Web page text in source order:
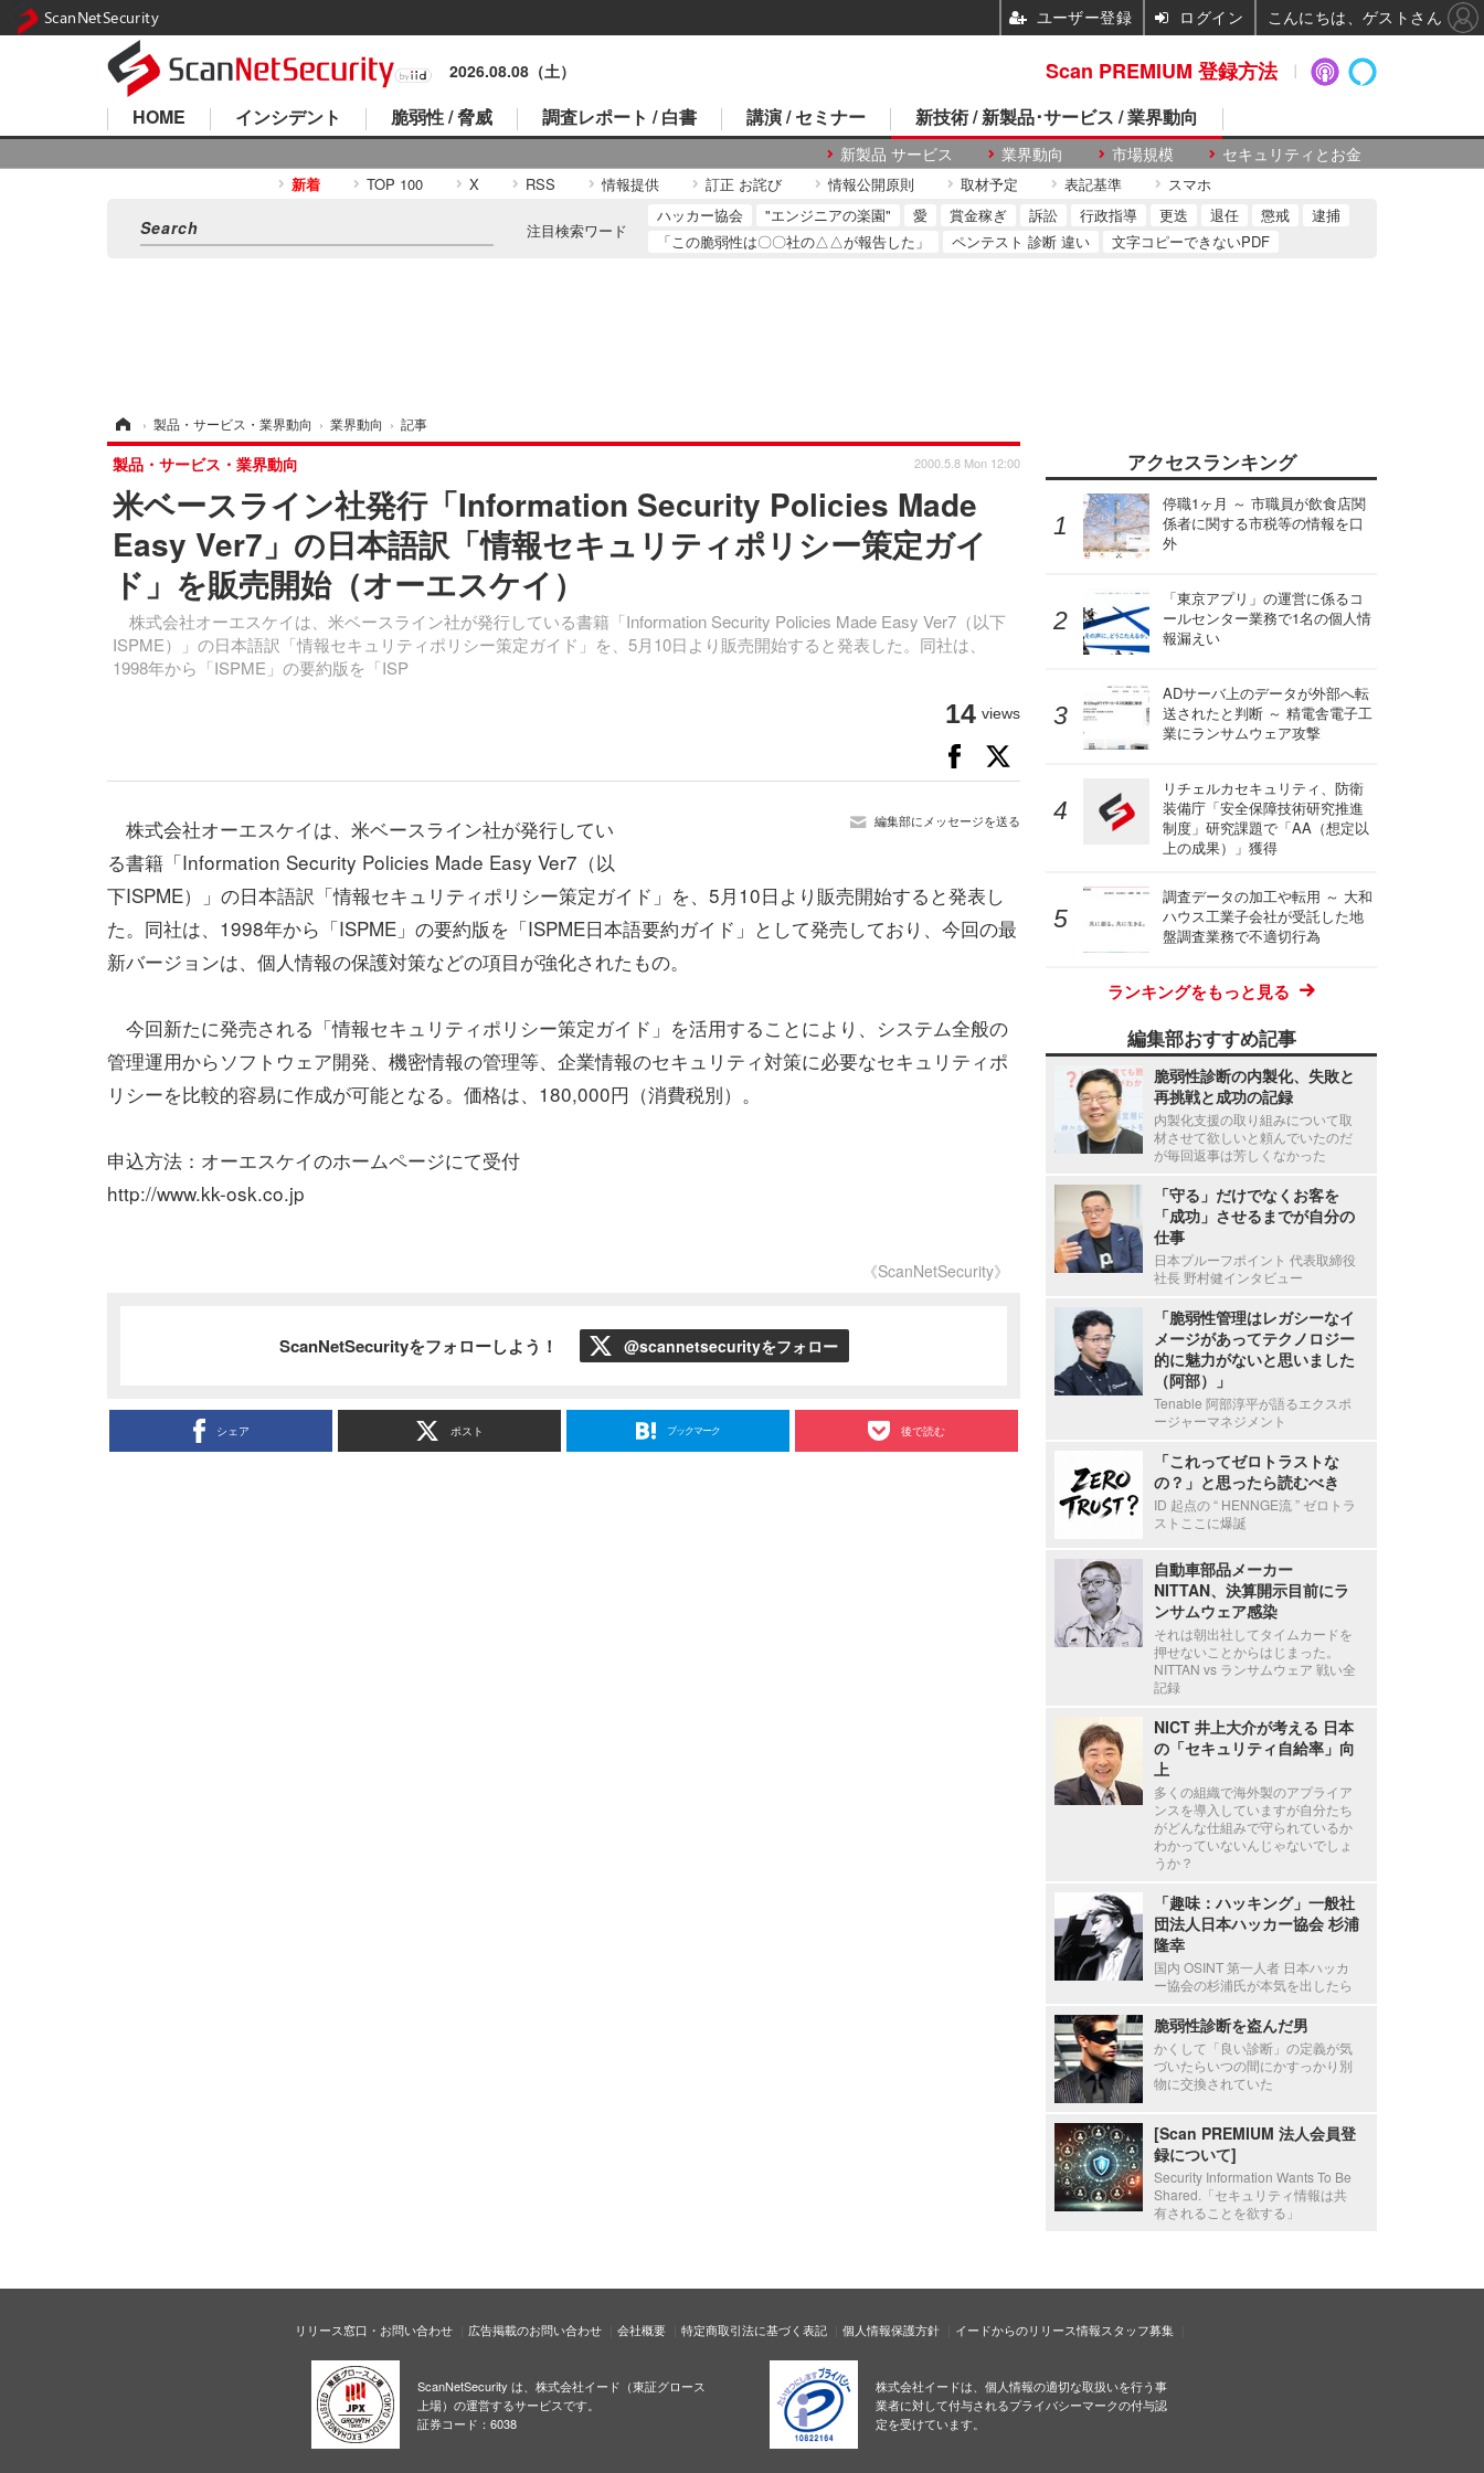
2026.08.08（土）
HOME インシデント 脆弱性 / 脅威 調査レポート / 白書 講演 / セミナー 新技術 / 新製品･サービス / 業界動向
新製品 サービス 業界動向 市場規模 セキュリティとお金
新着 TOP 100 X RSS 情報提供 訂正 お詫び 情報公開原則 取材予定 表記基準 スマホ
注目検索ワード
ハッカー協会 "エンジニアの楽園" 愛 賞金稼ぎ 訴訟 行政指導 更迭 退任 懲戒
逮捕
「この脆弱性は〇〇社の△△が報告した」
ペンテスト 診断 違い 文字コピーできないPDF
› 製品・サービス・業界動向 › 業界動向 › 記事
米ベースライン社発行「Information Security Policies Made
Easy Ver7」の日本語訳「情報セキュリティポリシー策定ガイ
ド」を販売開始（オーエスケイ）
株式会社オーエスケイは、米ベースライン社が発行している書籍「Information Security Policies Made Easy Ver7（以下
ISPME）」の日本語訳「情報セキュリティポリシー策定ガイド」を、5月10日より販売開始すると発表した。同社は、
1998年から「ISPME」の要約版を「ISP
製品・サービス・業界動向 2000.5.8 Mon 12:00
14 views
編集部にメッセージを送る
株式会社オーエスケイは、米ベースライン社が発行してい
る書籍「Information Security Policies Made Easy Ver7（以
下ISPME）」の日本語訳「情報セキュリティポリシー策定ガイド」を、5月10日より販売開始すると発表し
た。同社は、1998年から「ISPME」の要約版を「ISPME日本語要約ガイド」として発売しており、今回の最
新バージョンは、個人情報の保護対策などの項目が強化されたもの。
今回新たに発売される「情報セキュリティポリシー策定ガイド」を活用することにより、システム全般の
管理運用からソフトウェア開発、機密情報の管理等、企業情報のセキュリティ対策に必要なセキュリティポ
リシーを比較的容易に作成が可能となる。価格は、180,000円（消費税別）。
申込方法：オーエスケイのホームページにて受付
http://www.kk-osk.co.jp
《ScanNetSecurity》
ScanNetSecurityをフォローしよう！ @scannetsecurityをフォロー
シェア ポスト ブックマーク 後で読む
アクセスランキング
停職1ヶ月 ～ 市職員が飲食店関
係者に関する市税等の情報を口
外
「東京アプリ」の運営に係るコ
ールセンター業務で1名の個人情
報漏えい
ADサーバ上のデータが外部へ転
送されたと判断 ～ 精電舎電子工
業にランサムウェア攻撃
リチェルカセキュリティ、防衛
装備庁「安全保障技術研究推進
制度」研究課題で「AA（想定以
上の成果）」獲得
調査データの加工や転用 ～ 大和
ハウス工業子会社が受託した地
盤調査業務で不適切行為
ランキングをもっと見る
編集部おすすめ記事
脆弱性診断の内製化、失敗と
再挑戦と成功の記録
内製化支援の取り組みについて取
材させて欲しいと頼んでいたのだ
が毎回返事は芳しくなかった
「守る」だけでなくお客を
「成功」させるまでが自分の
仕事
日本プルーフポイント 代表取締役
社長 野村健インタビュー
「脆弱性管理はレガシーなイ
メージがあってテクノロジー
的に魅力がないと思いました
（阿部）」
Tenable 阿部淳平が語るエクスポ
ージャーマネジメント
「これってゼロトラストな
の？」と思ったら読むべき
ID 起点の “ HENNGE流 ” ゼロトラ
ストここに爆誕
自動車部品メーカー
NITTAN、決算開示目前にラ
ンサムウェア感染
それは朝出社してタイムカードを
押せないことからはじまった。
NITTAN vs ランサムウェア 戦い全
記録
NICT 井上大介が考える 日本
の「セキュリティ自給率」向
上
多くの組織で海外製のアプライア
ンスを導入していますが自分たち
がどんな仕組みで守られているか
わかっていないんじゃないでしょ
うか？
「趣味：ハッキング」一般社
団法人日本ハッカー協会 杉浦
隆幸
国内 OSINT 第一人者 日本ハッカ
ー協会の杉浦氏が本気を出したら
脆弱性診断を盗んだ男
かくして「良い診断」の定義が気
づいたらいつの間にかすっかり別
物に交換されていた
[Scan PREMIUM 法人会員登
録について]
Security Information Wants To Be
Shared.「セキュリティ情報は共
有されることを欲する」
リリース窓口・お問い合わせ 広告掲載のお問い合わせ 会社概要 特定商取引法に基づく表記 個人情報保護方針 イードからのリリース情報スタッフ募集
ScanNetSecurity は、株式会社イード（東証グロース
上場）の運営するサービスです。
証券コード：6038
株式会社イードは、個人情報の適切な取扱いを行う事
業者に対して付与されるプライバシーマークの付与認
定を受けています。
Scan PREMIUM 登録方法
ScanNetSecurity ユーザー登録 ログイン こんにちは、ゲストさん